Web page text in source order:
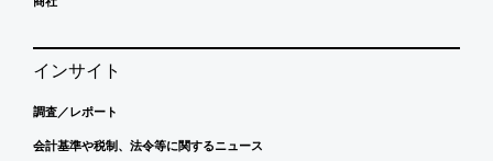
インサイト
調査／レポート
会計基準や税制、法令等に関するニュース